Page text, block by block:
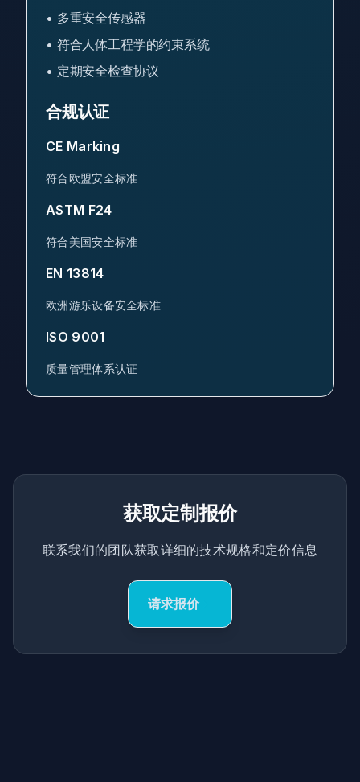
• 多重安全传感器
• 符合人体工程学的约束系统
• 定期安全检查协议
合规认证
CE Marking
符合欧盟安全标准
ASTM F24
符合美国安全标准
EN 13814
欧洲游乐设备安全标准
ISO 9001
质量管理体系认证
获取定制报价
联系我们的团队获取详细的技术规格和定价信息
请求报价